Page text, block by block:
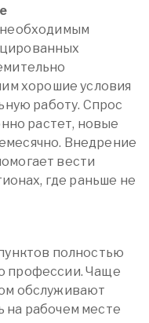
хорошие условия
работу. Спрос
растет, новые
Внедрение
вести
где раньше не
полностью
профессии. Чаще
обслуживают
рабочем месте